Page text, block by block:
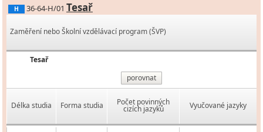
H 36-64-H/01 Tesař
Zaměření nebo Školní vzdělávací program (ŠVP)
Tesař
porovnat
Délka studia Forma studia Počet povinných
cizích jazyků Vyučované jazyky